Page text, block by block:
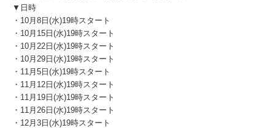
▼日時
・10月8日(水)19時スタート
・10月15日(水)19時スタート
・10月22日(水)19時スタート
・10月29日(水)19時スタート
・11月5日(水)19時スタート
・11月12日(水)19時スタート
・11月19日(水)19時スタート
・11月26日(水)19時スタート
・12月3日(水)19時スタート